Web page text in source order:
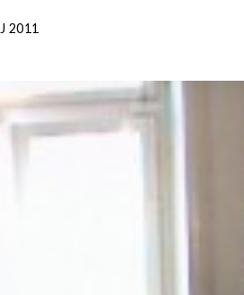
2011